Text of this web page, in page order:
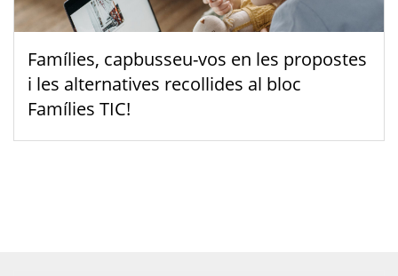
Famílies, capbusseu-vos en les propostes
i les alternatives recollides al bloc
Famílies TIC!